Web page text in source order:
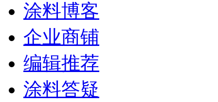
涂料博客
企业商铺
编辑推荐
涂料答疑